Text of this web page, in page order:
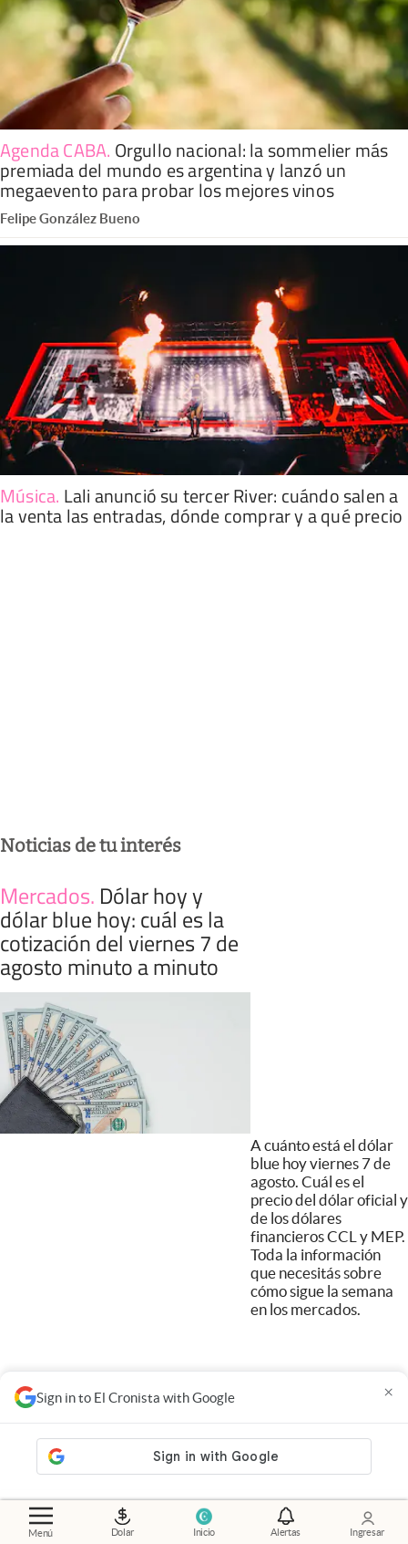
Menú Dolar Inicio Alertas Ingresar
Sign in to El Cronista with Google ×
Agenda CABA. Orgullo nacional: la sommelier más
premiada del mundo es argentina y lanzó un
megaevento para probar los mejores vinos
Felipe González Bueno
Música. Lali anunció su tercer River: cuándo salen a
la venta las entradas, dónde comprar y a qué precio
Noticias de tu interés
Mercados. Dólar hoy y
dólar blue hoy: cuál es la
cotización del viernes 7 de
agosto minuto a minuto
A cuánto está el dólar
blue hoy viernes 7 de
agosto. Cuál es el
precio del dólar oficial y
de los dólares
financieros CCL y MEP.
Toda la información
que necesitás sobre
cómo sigue la semana
en los mercados.